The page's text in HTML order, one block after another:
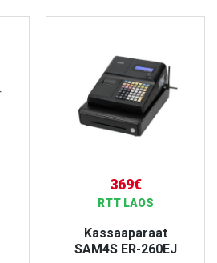
369€
RTT LAOS
Kassaaparaat
SAM4S ER-260EJ